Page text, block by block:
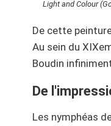
Light and Colour
De cette
Au sein du
Boudin
De
Les nymphéas